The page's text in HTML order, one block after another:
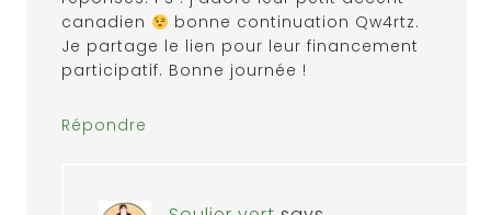
canadien
bonne continuation Qw4rtz.
Je partage le lien pour leur financement
participatif. Bonne journée !
Répondre